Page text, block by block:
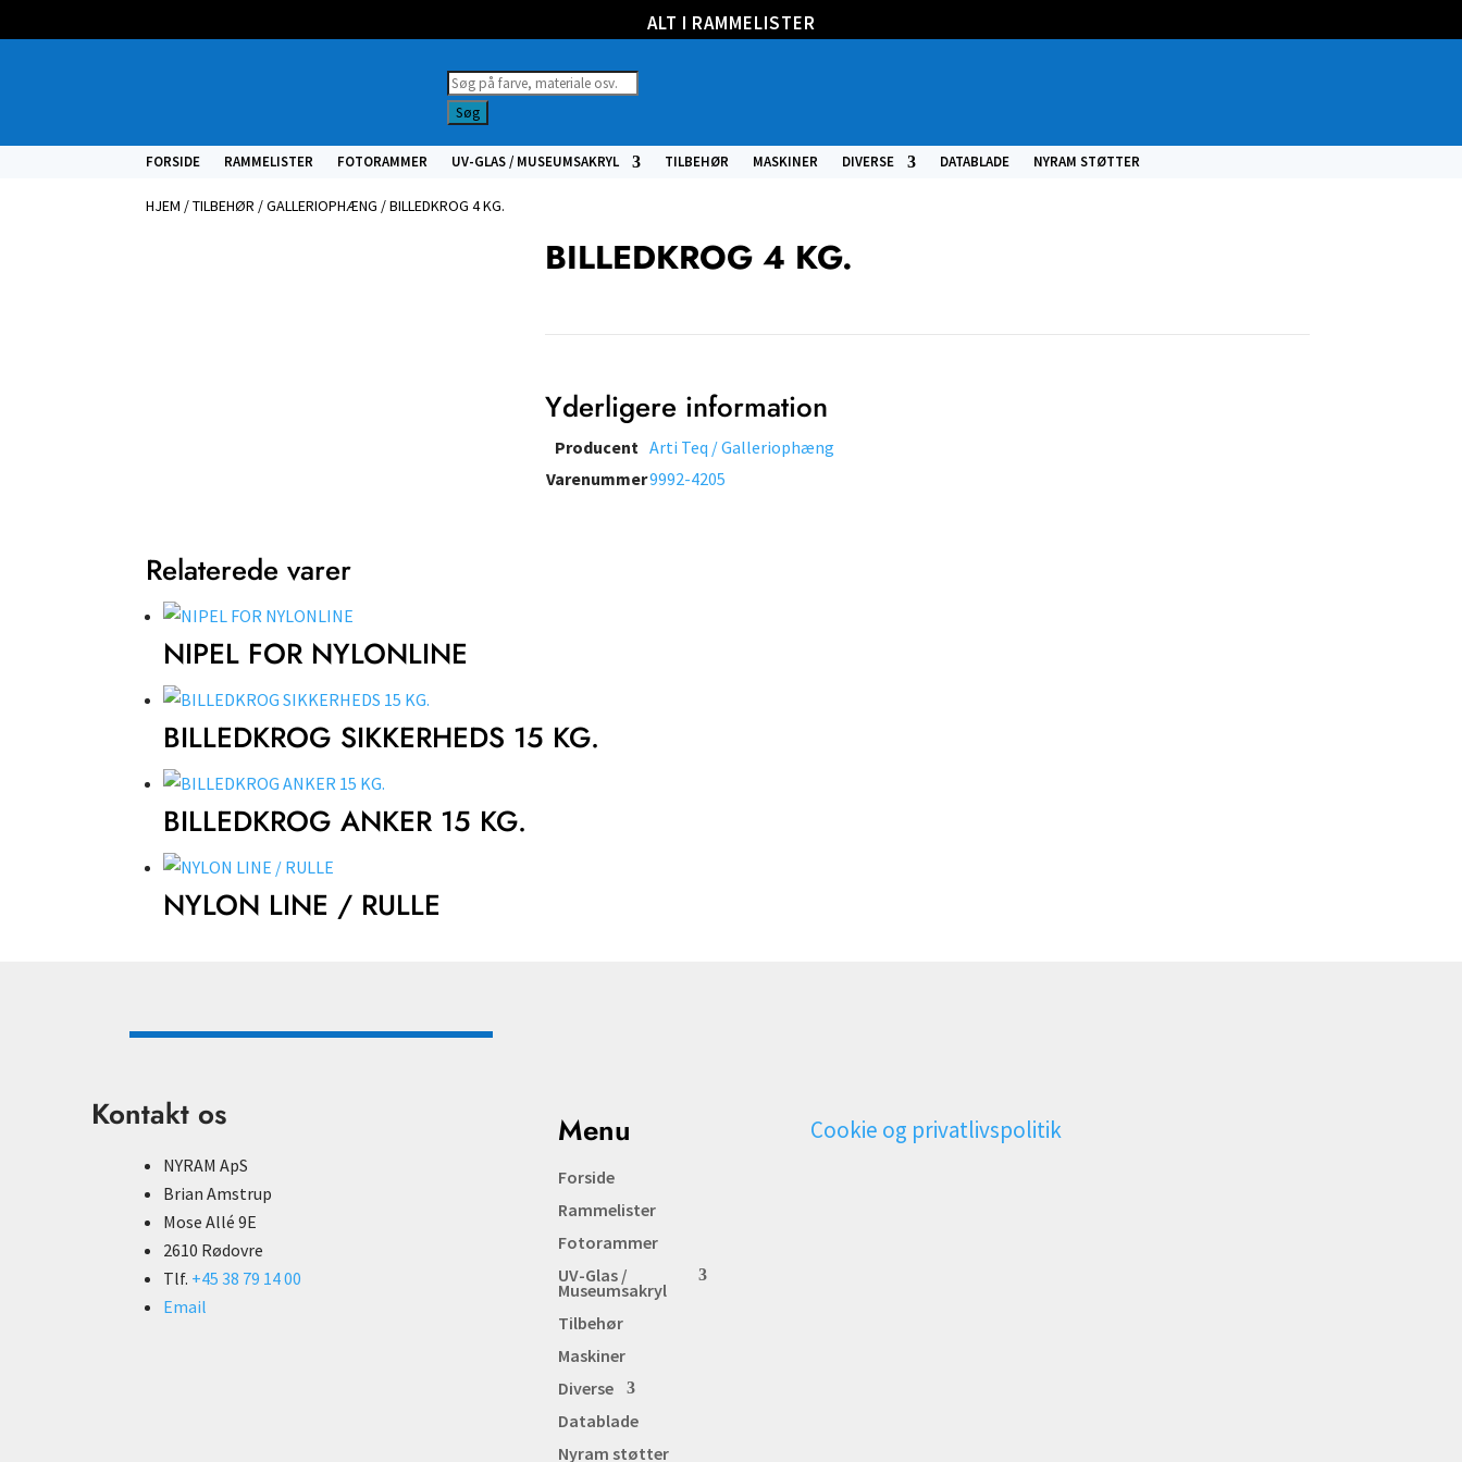
ALT I RAMMELISTER
Products
search
Søg
FORSIDE RAMMELISTER FOTORAMMER UV-GLAS / MUSEUMSAKRYL TILBEHØR MASKINER DIVERSE DATABLADE NYRAM STØTTER
HJEM /TILBEHØR /GALLERIOPHÆNG / BILLEDKROG 4 KG.
BILLEDKROG 4 KG.
Yderligere information
Producent Arti Teq / Galleriophæng
Varenummer9992-4205
Relaterede varer
NIPEL FOR NYLONLINE
BILLEDKROG SIKKERHEDS 15 KG.
BILLEDKROG ANKER 15 KG.
NYLON LINE / RULLE
Kontakt os
NYRAM ApS
Brian Amstrup
Mose Allé 9E
2610 Rødovre
Tlf. +45 38 79 14 00
Email
Menu
Forside
Rammelister
Fotorammer
UV-Glas /
Museumsakryl
Tilbehør
Maskiner
Diverse
Datablade
Nyram støtter
Cookie og privatlivspolitik